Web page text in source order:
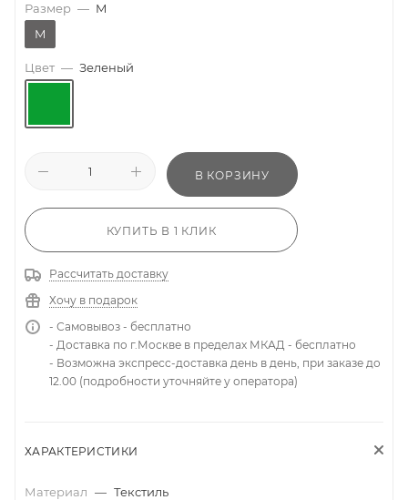
Размер — M
M
Цвет — Зеленый
В КОРЗИНУ
КУПИТЬ В 1 КЛИК
Рассчитать доставку
Хочу в подарок
- Самовывоз - бесплатно
- Доставка по г.Москве в пределах МКАД - бесплатно
- Возможна экспресс-доставка день в день, при заказе до
12.00 (подробности уточняйте у оператора)
ХАРАКТЕРИСТИКИ
Материал — Текстиль